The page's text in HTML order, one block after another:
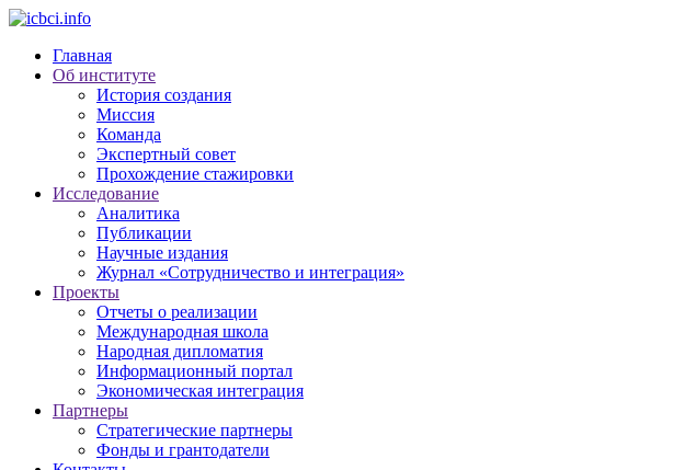
Главная
Об институте
История создания
Миссия
Команда
Экспертный совет
Прохождение стажировки
Исследование
Аналитика
Публикации
Научные издания
Журнал «Сотрудничество и интеграция»
Проекты
Отчеты о реализации
Международная школа
Народная дипломатия
Информационный портал
Экономическая интеграция
Партнеры
Стратегические партнеры
Фонды и грантодатели